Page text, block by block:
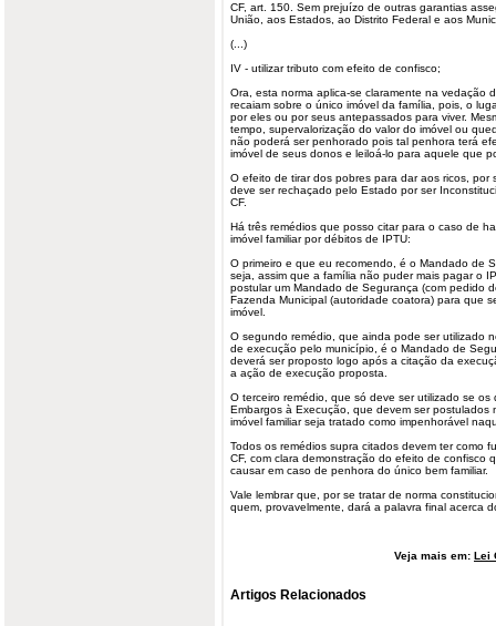
CF, art. 150. Sem prejuízo de outras garantias
União, aos Estados, ao Distrito Federal e aos
(...)
IV - utilizar tributo com efeito de confisco;
Ora, esta norma aplica-se claramente na vedação
recaiam sobre o único imóvel da família, pois, o
por eles ou por seus antepassados para viver.
tempo, supervalorização do valor do imóvel ou
não poderá ser penhorado pois tal penhora terá
imóvel de seus donos e leiloá-lo para aquele que
O efeito de tirar dos pobres para dar aos ricos, por
deve ser rechaçado pelo Estado por ser
CF.
Há três remédios que posso citar para o caso de
imóvel familiar por débitos de IPTU:
O primeiro e que eu recomendo, é o Mandado de
seja, assim que a família não puder mais pagar o
postular um Mandado de Segurança (com pedido
Fazenda Municipal (autoridade coatora) para que
imóvel.
O segundo remédio, que ainda pode ser utilizado
de execução pelo município, é o Mandado de
deverá ser proposto logo após a citação da
a ação de execução proposta.
O terceiro remédio, que só deve ser utilizado se os
Embargos à Execução, que devem ser
imóvel familiar seja tratado como impenhorável
Todos os remédios supra citados devem ter como
CF, com clara demonstração do efeito de confisco
causar em caso de penhora do único bem familiar.
Vale lembrar que, por se tratar de norma
quem, provavelmente, dará a palavra final acerca
Veja mais em: Lei
Artigos Relacionados